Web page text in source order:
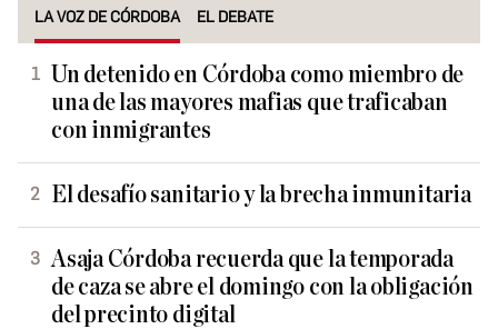
LA VOZ DE CÓRDOBA EL DEBATE
Un detenido en Córdoba como miembro de
una de las mayores mafias que traficaban
con inmigrantes
El desafío sanitario y la brecha inmunitaria
Asaja Córdoba recuerda que la temporada
de caza se abre el domingo con la obligación
del precinto digital